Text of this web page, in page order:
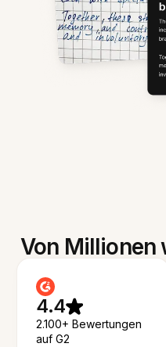
Von
4.4
2.100+ Bewertungen
auf G2